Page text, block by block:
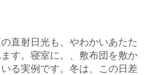
直射日光も、やわかいあたた
す。寝室に。、敷布団を敷か
る実例です。冬は、この日差